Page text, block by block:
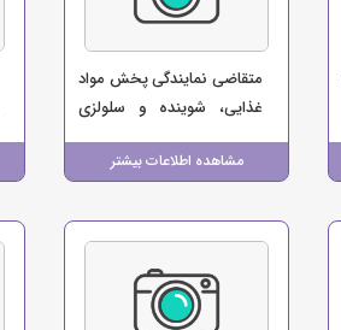
مشاهده اطلاعات بیشتر
متقاضی نمایندگی پخش مواد
غذایی، شوینده و سلولزی
(چراغی)